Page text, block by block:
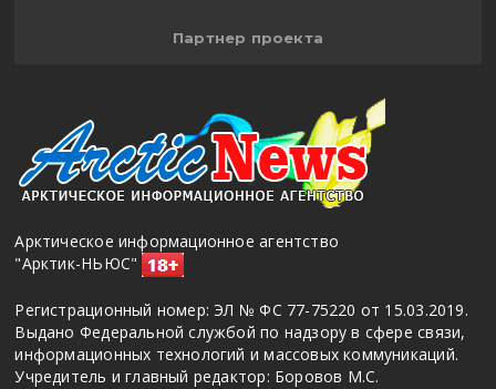
Партнер проекта
Арктическое информационное агентство
"Арктик-НЬЮС"
Регистрационный номер: ЭЛ № ФС 77-75220 от 15.03.2019.
Выдано Федеральной службой по надзору в сфере связи,
информационных технологий и массовых коммуникаций.
Учредитель и главный редактор: Боровов М.С.